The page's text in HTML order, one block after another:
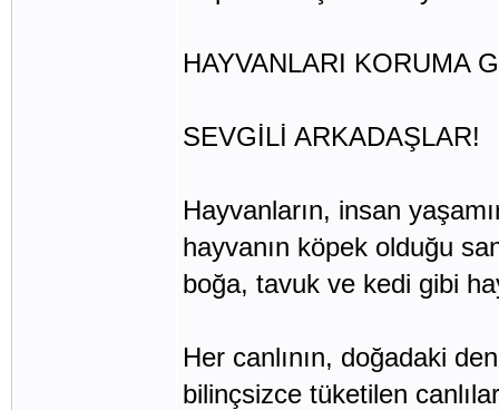
HAYVANLARI KORUMA
SEVGİLİ ARKADAŞLAR!
Hayvanların, insan
hayvanın köpek olduğu
boğa, tavuk ve kedi gibi
Her canlının, doğadaki
bilinçsizce tüketilen